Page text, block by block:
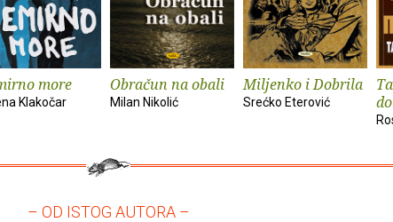
more
Klakočar
Obračun na obali
Milan Nikolić
Miljenko i Dobrila
Srećko Eterović
– OD ISTOG AUTORA –